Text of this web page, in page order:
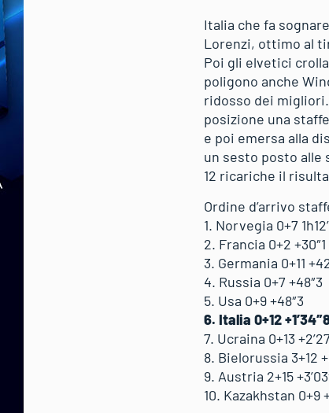
Italia che fa
Lorenzi, ottimo al
Poi gli elvetici
poligono anche
ridosso dei
posizione una
e poi emersa alla
un sesto posto alle
12 ricariche il
Ordine d’arrivo
1. Norvegia 0+7
2. Francia 0+2 +30″1
3. Germania 0+11
4. Russia 0+7 +48″3
5. Usa 0+9 +48″3
6. Italia 0+12
7. Ucraina 0+13
8. Bielorussia 3+12
9. Austria 2+15
10. Kazakhstan 0+9